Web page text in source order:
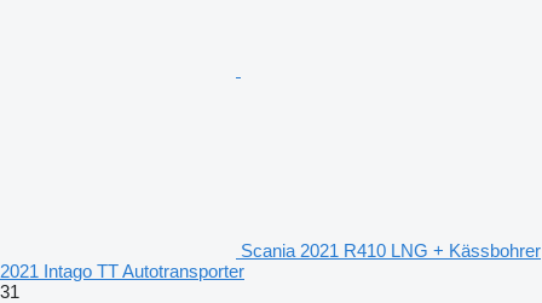
Scania 2021 R410 LNG + Kässbohrer
2021 Intago TT Autotransporter
31